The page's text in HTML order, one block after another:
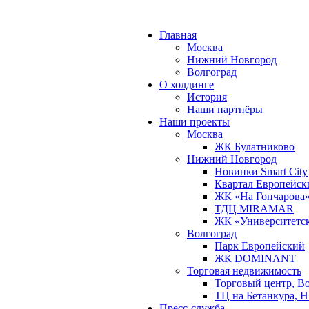
Главная
Москва
Нижний Новгород
Волгоград
О холдинге
История
Наши партнёры
Наши проекты
Москва
ЖК Булатниково
Нижний Новгород
Новинки Smart City
Квартал
ЖК «На Гончарова»
ТДЦ MIRAMAR
ЖК
Волгоград
Парк Европейский
ЖК DOMINANT
Торговая недвижимость
Торговый центр,
ТЦ на Бетанкура,